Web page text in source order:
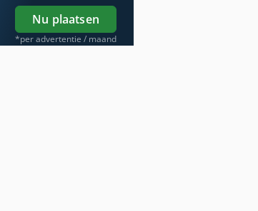
Nu plaatsen
*per advertentie / maand